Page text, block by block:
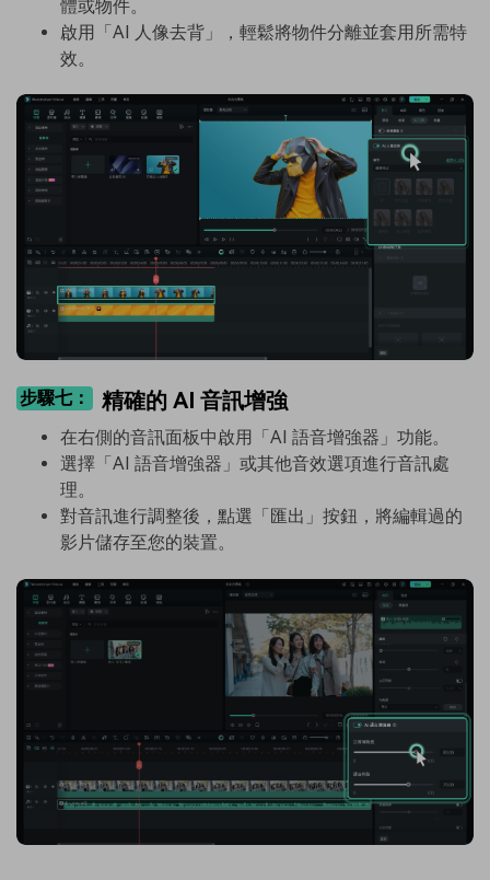
體或物件。
啟用「AI 人像去背」，輕鬆將物件分離並套用所需特
效。
步驟七： 精確的 AI 音訊增強
在右側的音訊面板中啟用「AI 語音增強器」功能。
選擇「AI 語音增強器」或其他音效選項進行音訊處
理。
對音訊進行調整後，點選「匯出」按鈕，將編輯過的
影片儲存至您的裝置。